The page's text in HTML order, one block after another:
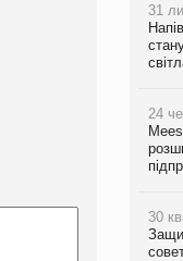
31
24
30